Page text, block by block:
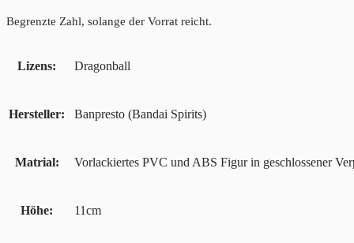
Begrenzte Zahl, solange der Vorrat reicht.
Lizens Dragonball
Hersteller Banpresto (Bandai Spirits)
Matrial Vorlackiertes PVC und ABS Figur in geschlossener
Höhe 11cm